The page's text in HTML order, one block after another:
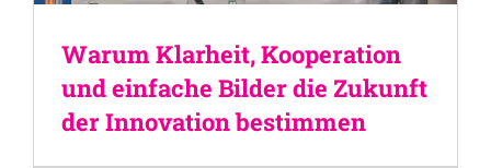
Warum Klarheit, Kooperation
und einfache Bilder die Zukunft
der Innovation bestimmen